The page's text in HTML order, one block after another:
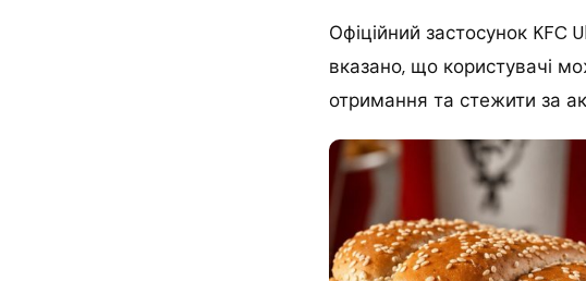
Офіційний застосунок
вказано, що користувачі
отримання та стежити за